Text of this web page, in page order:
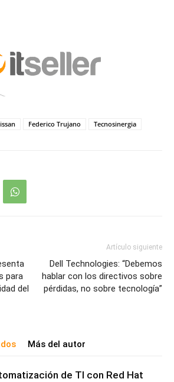
Federico Trujano Tecnosinergia
para
del
Artículo siguiente
Dell Technologies: “Debemos
hablar con los directivos sobre
pérdidas, no sobre tecnología”
Más del autor
de TI con Red Hat